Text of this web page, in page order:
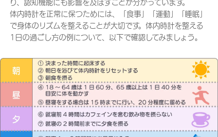
り、認知機能にも影響を及ぼすことが分かっています。
体内時計を正常に保つためには、「食事」「運動」「睡眠」
で身体のリズムを整えることが大切です。体内時計を整える
1日の過ごし方の例について、以下で確認してみましょう。